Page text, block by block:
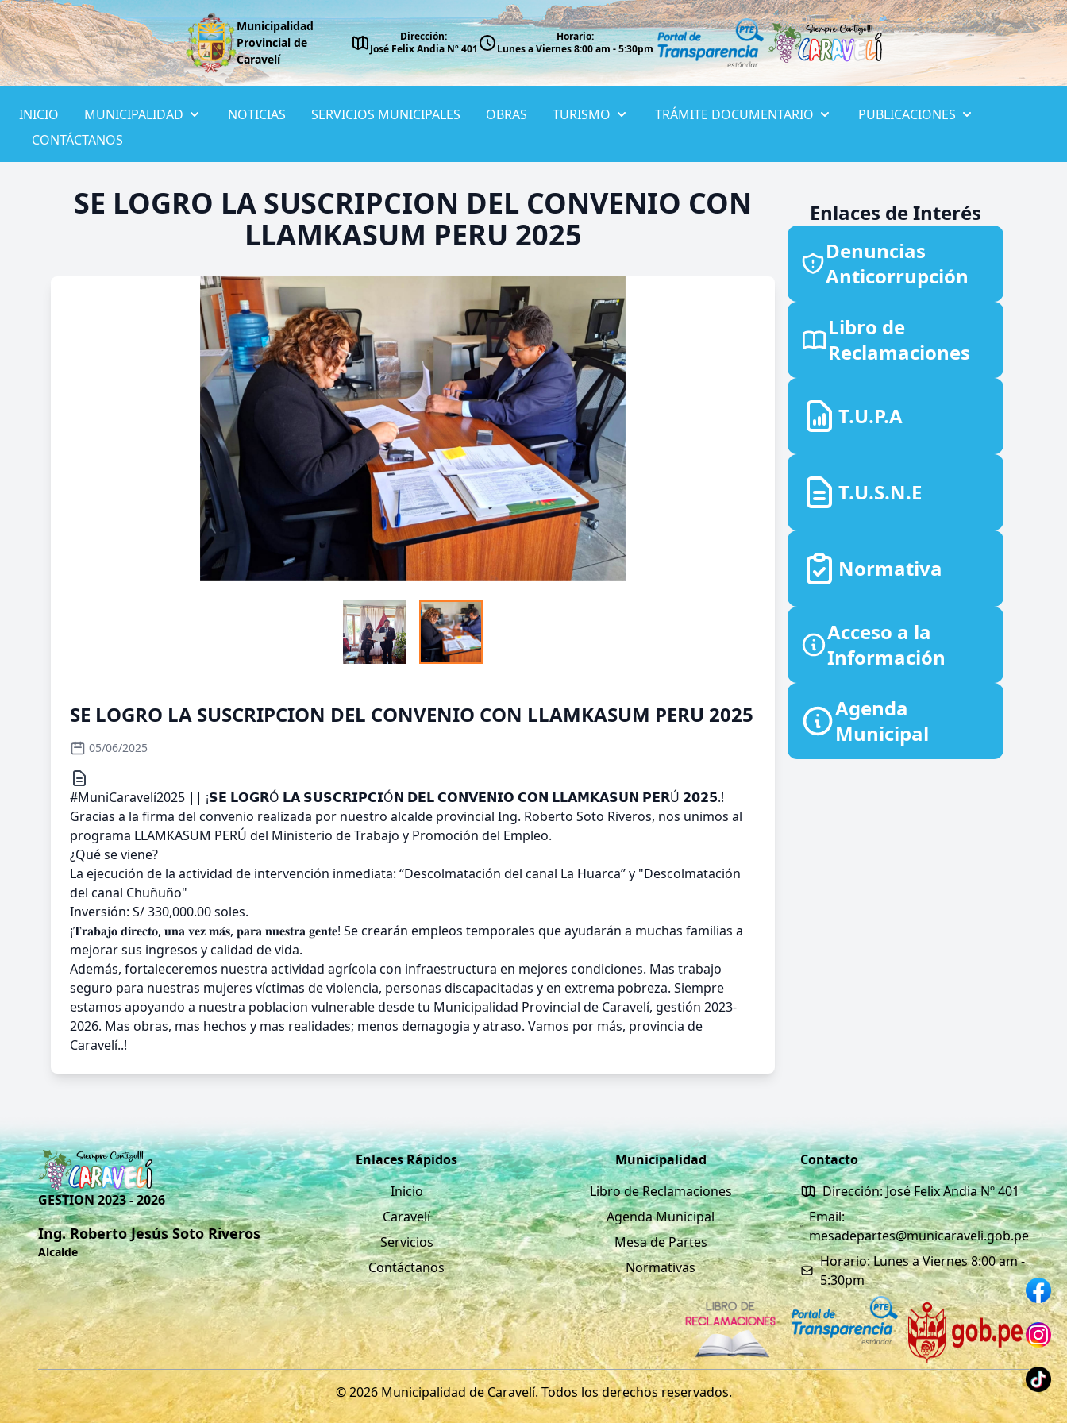
Municipalidad
Provincial de
Caravelí
Dirección:
José Felix Andia Nº 401
Horario:
Lunes a Viernes 8:00 am - 5:30pm
INICIO MUNICIPALIDAD NOTICIAS SERVICIOS MUNICIPALES OBRAS TURISMO TRÁMITE DOCUMENTARIO
PUBLICACIONES
CONTÁCTANOS
SE LOGRO LA SUSCRIPCION DEL CONVENIO CON
LLAMKASUM PERU 2025
SE LOGRO LA SUSCRIPCION DEL CONVENIO CON LLAMKASUM PERU 2025
05/06/2025
#MuniCaravelí2025 || ¡𝗦𝗘 𝗟𝗢𝗚𝗥Ó 𝗟𝗔 𝗦𝗨𝗦𝗖𝗥𝗜𝗣𝗖𝗜Ó𝗡 𝗗𝗘𝗟 𝗖𝗢𝗡𝗩𝗘𝗡𝗜𝗢 𝗖𝗢𝗡 𝗟𝗟𝗔𝗠𝗞𝗔𝗦𝗨𝗡 𝗣𝗘𝗥Ú 𝟮𝟬𝟮𝟱.!
Gracias a la firma del convenio realizada por nuestro alcalde provincial Ing. Roberto Soto Riveros, nos unimos al
programa LLAMKASUM PERÚ del Ministerio de Trabajo y Promoción del Empleo.
¿Qué se viene?
La ejecución de la actividad de intervención inmediata: “Descolmatación del canal La Huarca” y "Descolmatación
del canal Chuñuño"
Inversión: S/ 330,000.00 soles.
¡𝐓𝐫𝐚𝐛𝐚𝐣𝐨 𝐝𝐢𝐫𝐞𝐜𝐭𝐨, 𝐮𝐧𝐚 𝐯𝐞𝐳 𝐦𝐚́𝐬, 𝐩𝐚𝐫𝐚 𝐧𝐮𝐞𝐬𝐭𝐫𝐚 𝐠𝐞𝐧𝐭𝐞! Se crearán empleos temporales que ayudarán a muchas familias a
mejorar sus ingresos y calidad de vida.
Además, fortaleceremos nuestra actividad agrícola con infraestructura en mejores condiciones. Mas trabajo
seguro para nuestras mujeres víctimas de violencia, personas discapacitadas y en extrema pobreza. Siempre
estamos apoyando a nuestra poblacion vulnerable desde tu Municipalidad Provincial de Caravelí, gestión 2023-
2026. Mas obras, mas hechos y mas realidades; menos demagogia y atraso. Vamos por más, provincia de
Caravelí..!
Enlaces de Interés
Denuncias
Anticorrupción
Libro de
Reclamaciones
T.U.P.A
T.U.S.N.E
Normativa
Acceso a la
Información
Agenda
Municipal
GESTION 2023 - 2026
Ing. Roberto Jesús Soto Riveros
Alcalde
Enlaces Rápidos
Inicio
Caravelí
Servicios
Contáctanos
Municipalidad
Libro de Reclamaciones
Agenda Municipal
Mesa de Partes
Normativas
Contacto
Dirección: José Felix Andia Nº 401
Email:
mesadepartes@municaraveli.gob.pe
Horario: Lunes a Viernes 8:00 am -
5:30pm
© 2026 Municipalidad de Caravelí. Todos los derechos reservados.